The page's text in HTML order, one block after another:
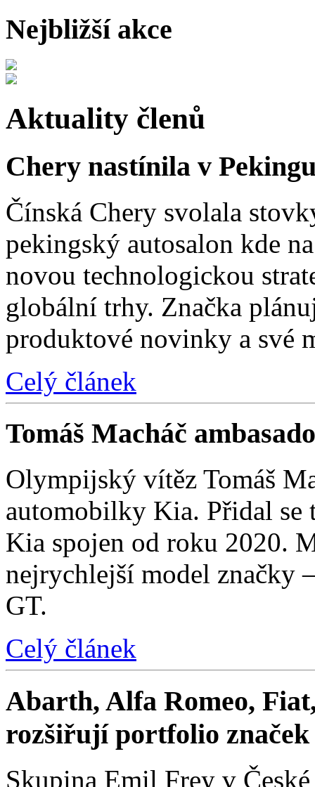
Nejbližší akce
Aktuality členů
Chery nastínila v
Čínská Chery svolala
pekingský autosalon kde
novou technologickou
globální trhy. Značka
produktové novinky a své
Celý článek
Tomáš Macháč
Olympijský vítěz Tomáš
automobilky Kia. Přidal se
Kia spojen od roku 2020.
nejrychlejší model značky
GT.
Celý článek
Abarth, Alfa Romeo,
rozšiřují portfolio
Skupina Emil Frey v